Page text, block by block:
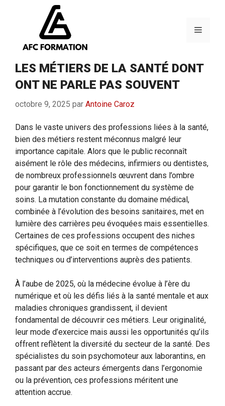
Menu
LES MÉTIERS DE LA SANTÉ DONT
ONT NE PARLE PAS SOUVENT
octobre 9, 2025 par Antoine Caroz
Dans le vaste univers des professions liées à la santé,
bien des métiers restent méconnus malgré leur
importance capitale. Alors que le public reconnaît
aisément le rôle des médecins, infirmiers ou dentistes,
de nombreux professionnels œuvrent dans l’ombre
pour garantir le bon fonctionnement du système de
soins. La mutation constante du domaine médical,
combinée à l’évolution des besoins sanitaires, met en
lumière des carrières peu évoquées mais essentielles.
Certaines de ces professions occupent des niches
spécifiques, que ce soit en termes de compétences
techniques ou d’interventions auprès des patients.
À l’aube de 2025, où la médecine évolue à l’ère du
numérique et où les défis liés à la santé mentale et aux
maladies chroniques grandissent, il devient
fondamental de découvrir ces métiers. Leur originalité,
leur mode d’exercice mais aussi les opportunités qu’ils
offrent reflètent la diversité du secteur de la santé. Des
spécialistes du soin psychomoteur aux laborantins, en
passant par des acteurs émergents dans l’ergonomie
ou la prévention, ces professions méritent une
attention accrue.